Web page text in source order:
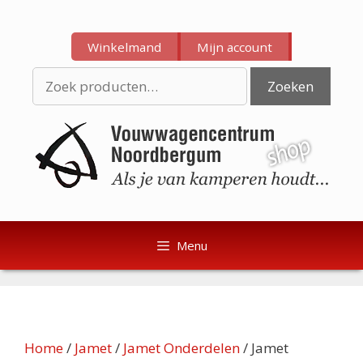
inhoud
inhoud
Winkelmand Mijn account
naar:
Zoeken
Menu
Home/ Jamet/ Jamet Onderdelen/ Jamet